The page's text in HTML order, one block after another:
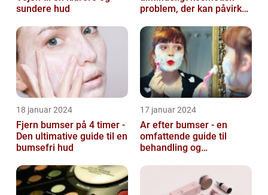
sundere hud
problem, der kan påvirke
18 januar 2024
Fjern bumser på 4 timer -
Den ultimative guide til en
bumsefri hud
17 januar 2024
Ar efter bumser - en
omfattende guide til
behandling og